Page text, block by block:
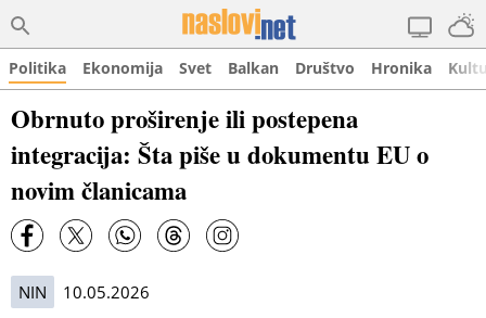
Politika Ekonomija Svet Balkan Društvo Hronika
Obrnuto proširenje ili postepena
integracija: Šta piše u dokumentu EU o
novim članicama
NIN 10.05.2026